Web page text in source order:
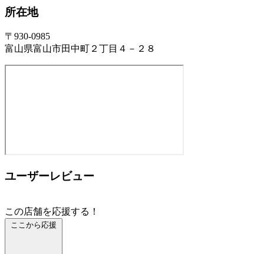
所在地
〒930-0985
富山県富山市田中町２丁目４－２８
ユーザーレビュー
この店舗を応援する！
ここから応援